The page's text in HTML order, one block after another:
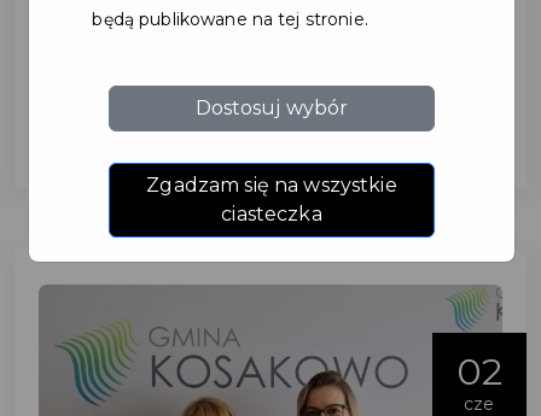
Kosakowo.
02
cze
będą publikowane na tej stronie.
Dostosuj wybór
Zgadzam się na wszystkie
ciasteczka